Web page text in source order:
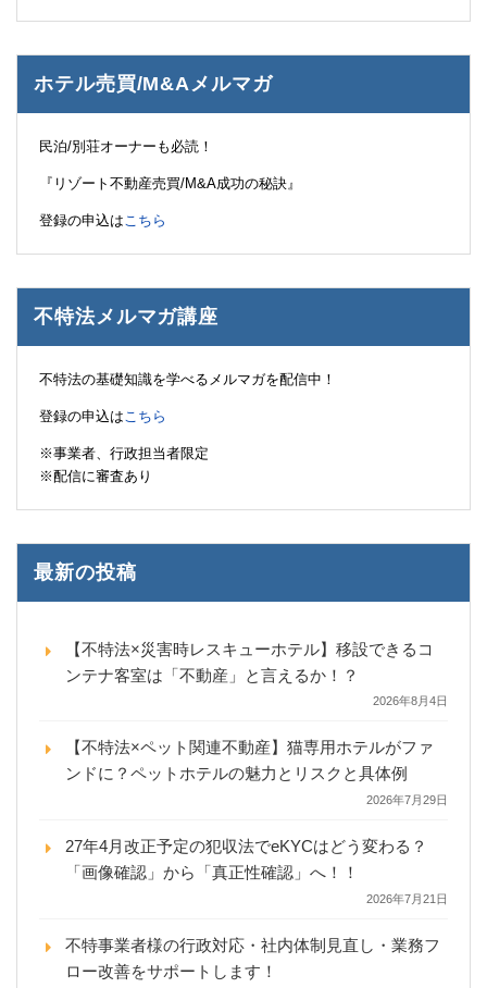
ホテル売買/M&Aメルマガ
民泊/別荘オーナーも必読！
『リゾート不動産売買/M&A成功の秘訣』
登録の申込は こちら
不特法メルマガ講座
不特法の基礎知識を学べるメルマガを配信中！
登録の申込は こちら
※事業者、行政担当者限定
※配信に審査あり
最新の投稿
【不特法×災害時レスキューホテル】移設できるコ
ンテナ客室は「不動産」と言えるか！？
2026年8月4日
【不特法×ペット関連不動産】猫専用ホテルがファ
ンドに？ペットホテルの魅力とリスクと具体例
2026年7月29日
27年4月改正予定の犯収法でeKYCはどう変わる？
「画像確認」から「真正性確認」へ！！
2026年7月21日
不特事業者様の行政対応・社内体制見直し・業務フ
ロー改善をサポートします！